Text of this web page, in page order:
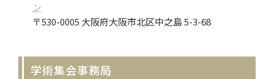
ン
〒530-0005 大阪府大阪市北区中之島 5-3-68
学術集会事務局